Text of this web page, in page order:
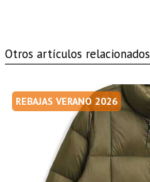
Otros artículos relacionados
REBAJAS VERANO 2026